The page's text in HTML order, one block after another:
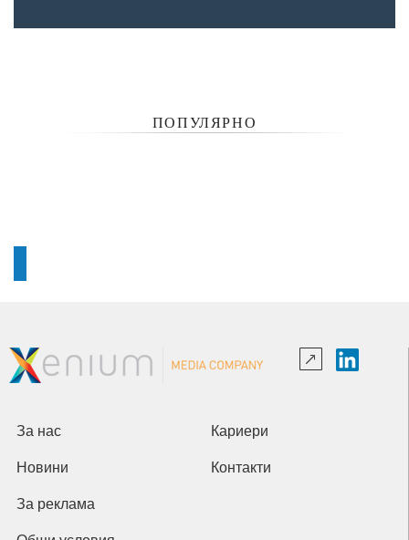
ПОПУЛЯРНО
За нас Кариери
Новини Контакти
За реклама